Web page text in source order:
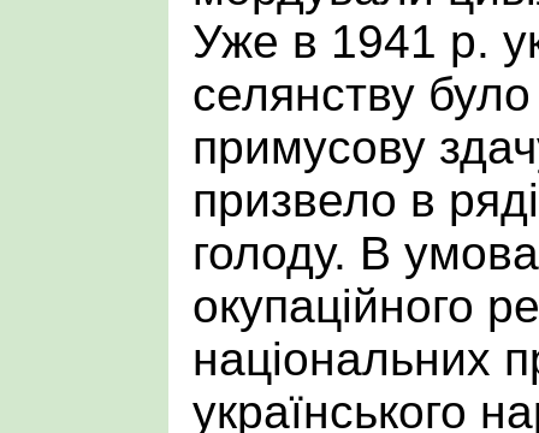
Уже в 1941 р.
селянству
примусову
призвело в
голоду. В
окупаційного
національних
українського